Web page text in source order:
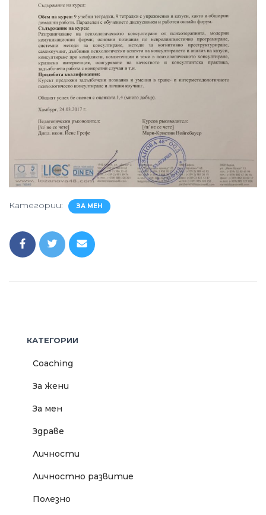
Категории: ЗА МЕН
КАТЕГОРИИ
Coaching
За жени
За мен
Здраве
Личности
Личностно развитие
Полезно